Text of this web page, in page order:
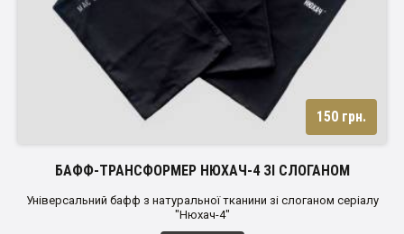
150 грн.
БАФФ-ТРАНСФОРМЕР НЮХАЧ-4 ЗІ СЛОГАНОМ
Універсальний бафф з натуральної тканини зі слоганом серіалу
"Нюхач-4"